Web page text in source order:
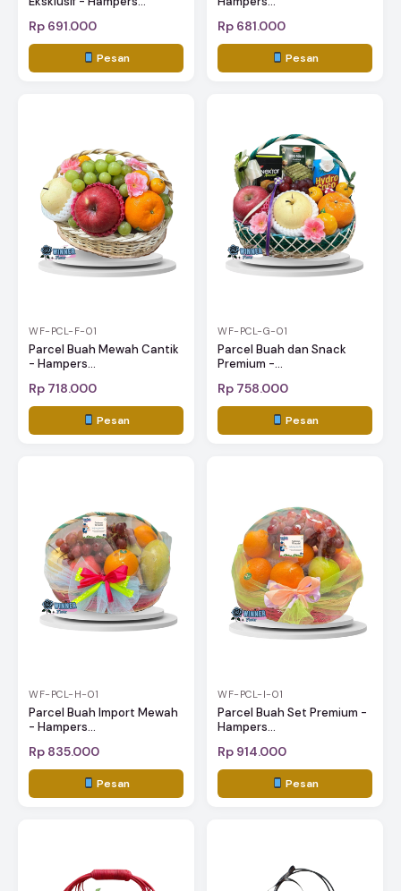
Rp 691.000
Pesan
Rp 681.000
Pesan
WF-PCL-F-01
Parcel Buah Mewah Cantik
- Hampers...
Rp 718.000
Pesan
WF-PCL-G-01
Parcel Buah dan Snack
Premium -...
Rp 758.000
Pesan
WF-PCL-H-01
Parcel Buah Import Mewah
- Hampers...
Rp 835.000
Pesan
WF-PCL-I-01
Parcel Buah Set Premium -
Hampers...
Rp 914.000
Pesan